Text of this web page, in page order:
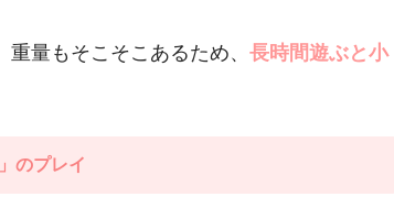
量もそこそこあるため、 長時間遊ぶと小
のプレイ